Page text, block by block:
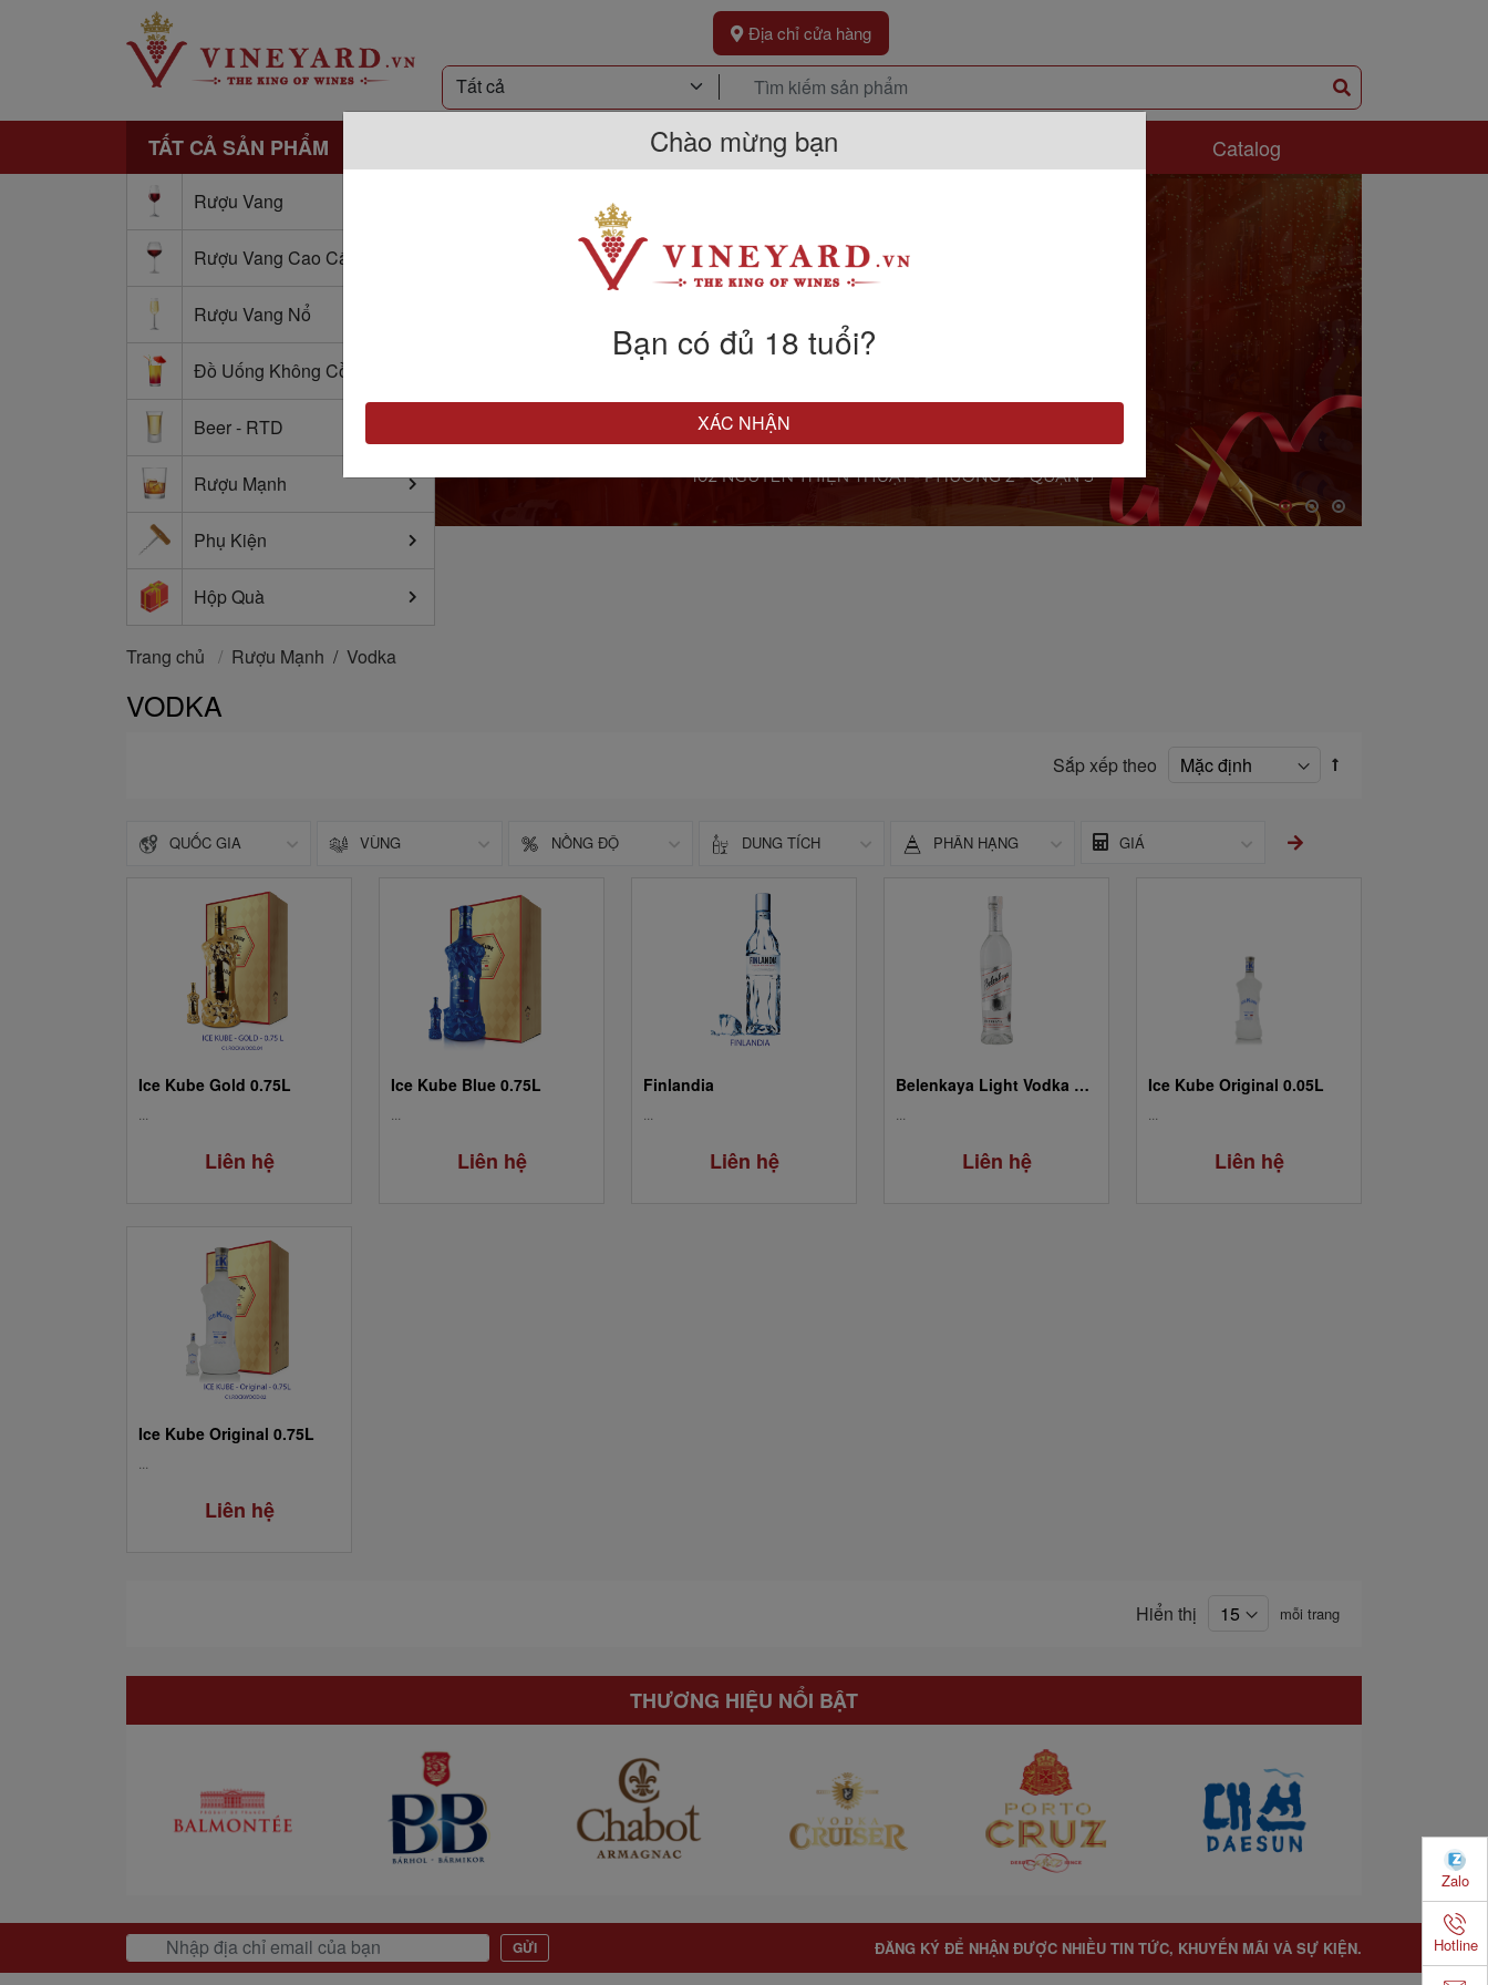
Địa chỉ cửa hàng
TẤT CẢ SẢN PHẨM Sự Kiện Catalog
Rượu Vang
Rượu Vang Cao Cấp
Rượu Vang Nổ
Đồ Uống Không Cồn
Beer - RTD
Rượu Mạnh
Phụ Kiện
Hộp Quà
Trang chủ / Rượu Mạnh / Vodka
VODKA
Sắp xếp theo
QUỐC GIA VÙNG NỒNG ĐỘ DUNG TÍCH PHÂN HẠNG GIÁ
Ice Kube Gold 0.75L
Liên hệ
Ice Kube Blue 0.75L
Liên hệ
Finlandia
Liên hệ
Belenkaya Light Vodka 0.5L
Liên hệ
Ice Kube Original 0.05L
Liên hệ
Ice Kube Original 0.75L
Liên hệ
Hiển thị mỗi trang
THƯƠNG HIỆU NỔI BẬT
GỬI ĐĂNG KÝ ĐỂ NHẬN ĐƯỢC NHIỀU TIN TỨC, KHUYẾN MÃI VÀ SỰ KIỆN.
Zalo
Hotline
Chào mừng bạn
Bạn có đủ 18 tuổi?
XÁC NHẬN